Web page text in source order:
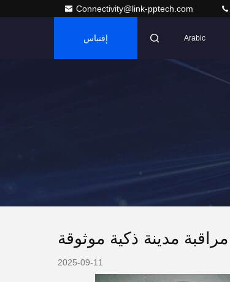
Connectivity@link-pptech.com
Arabic إقتباس
2025-09-11